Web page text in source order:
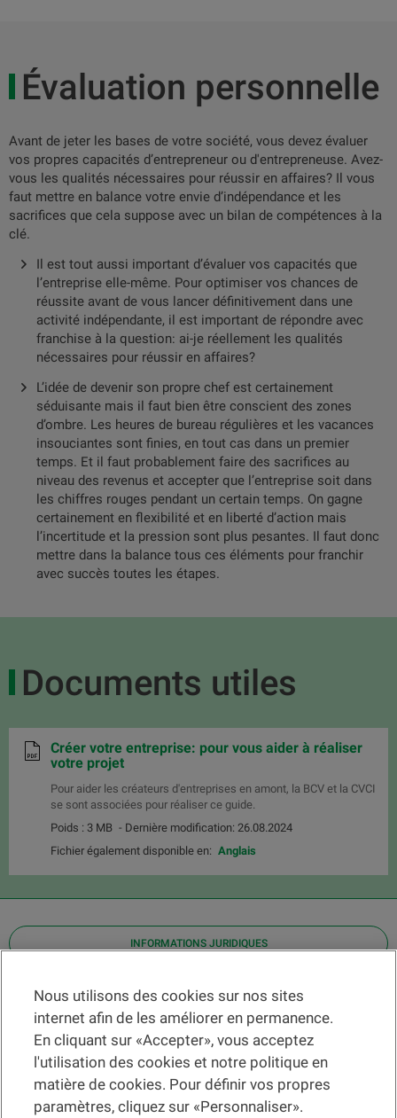
Évaluation personnelle
Avant de jeter les bases de votre société, vous devez évaluer
vos propres capacités d’entrepreneur ou d'entrepreneuse. Avez-
vous les qualités nécessaires pour réussir en affaires? Il vous
faut mettre en balance votre envie d’indépendance et les
sacrifices que cela suppose avec un bilan de compétences à la
clé.
Il est tout aussi important d’évaluer vos capacités que
l’entreprise elle-même. Pour optimiser vos chances de
réussite avant de vous lancer définitivement dans une
activité indépendante, il est important de répondre avec
franchise à la question: ai-je réellement les qualités
nécessaires pour réussir en affaires?
L’idée de devenir son propre chef est certainement
séduisante mais il faut bien être conscient des zones
d’ombre. Les heures de bureau régulières et les vacances
insouciantes sont finies, en tout cas dans un premier
temps. Et il faut probablement faire des sacrifices au
niveau des revenus et accepter que l’entreprise soit dans
les chiffres rouges pendant un certain temps. On gagne
certainement en flexibilité et en liberté d’action mais
l’incertitude et la pression sont plus pesantes. Il faut donc
mettre dans la balance tous ces éléments pour franchir
avec succès toutes les étapes.
Documents utiles
Créer votre entreprise: pour vous aider à réaliser
votre projet
Pour aider les créateurs d'entreprises en amont, la BCV et la CVCI
se sont associées pour réaliser ce guide.
Poids : 3 MB - Dernière modification: 26.08.2024
Fichier également disponible en: Anglais
INFORMATIONS JURIDIQUES
Contact
Localiser une agence
Aide
Actualités
Taux de change
Nous utilisons des cookies sur nos sites
internet afin de les améliorer en permanence.
En cliquant sur «Accepter», vous acceptez
l'utilisation des cookies et notre politique en
matière de cookies. Pour définir vos propres
paramètres, cliquez sur «Personnaliser».